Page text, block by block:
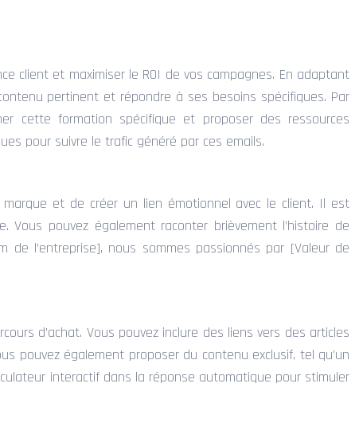
client et maximiser le ROI de vos campagnes. En adaptant
pertinent et répondre à ses besoins spécifiques. Par
cette formation spécifique et proposer des ressources
pour suivre le trafic généré par ces emails.
et de créer un lien émotionnel avec le client. Il est
pouvez également raconter brièvement l’histoire de
de l’entreprise], nous sommes passionnés par [Valeur de
d’achat. Vous pouvez inclure des liens vers des articles
pouvez également proposer du contenu exclusif, tel qu’un
interactif dans la réponse automatique pour stimuler